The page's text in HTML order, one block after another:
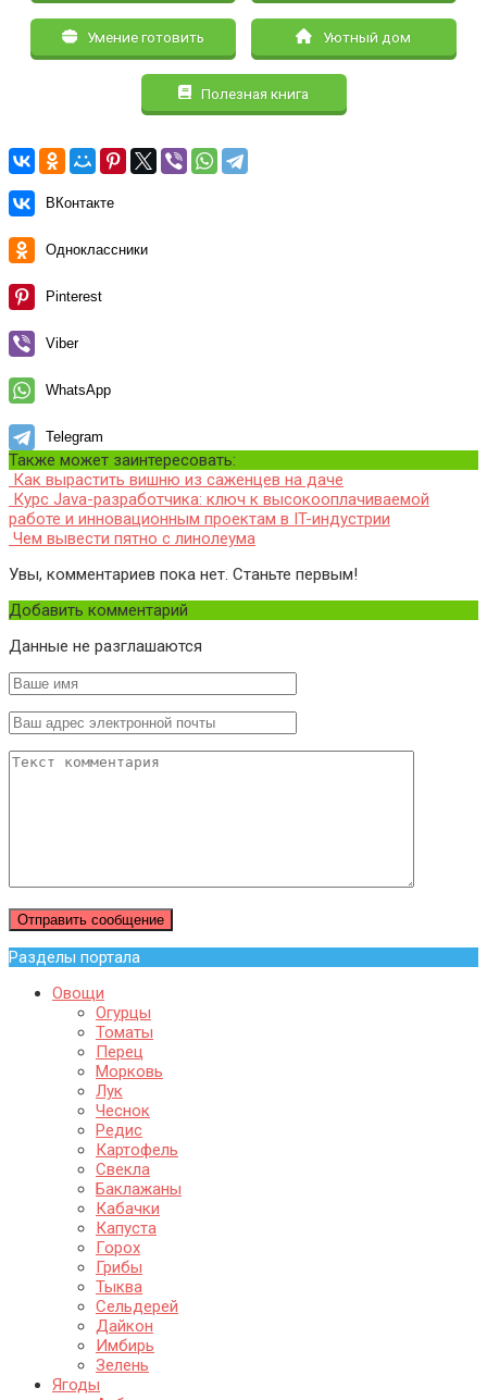
Умение готовить Уютный дом
Полезная книга
ВКонтакте
Одноклассники
Pinterest
Viber
WhatsApp
Telegram
Также может заинтересовать:
Как вырастить вишню из саженцев на даче
Курс Java-разработчика: ключ к высокооплачиваемой
работе и инновационным проектам в IT-индустрии
Чем вывести пятно с линолеума
Увы, комментариев пока нет. Станьте первым!
Добавить комментарий
Данные не разглашаются
Разделы портала
Овощи
Огурцы
Томаты
Перец
Морковь
Лук
Чеснок
Редис
Картофель
Свекла
Баклажаны
Кабачки
Капуста
Горох
Грибы
Тыква
Сельдерей
Дайкон
Имбирь
Зелень
Ягоды